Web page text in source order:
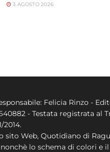
3 AGOSTO 2026
Felicia Rinzo -
- Testata registrata al
2014.
sito Web, Quotidiano di
lo schema di colori e